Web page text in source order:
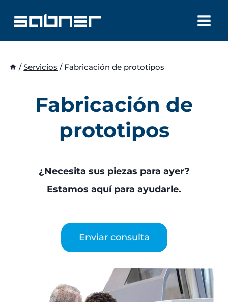
contenido
/ Servicios / Fabricación de prototipos
Fabricación de
prototipos
¿Necesita sus piezas para ayer?
Estamos aquí para ayudarle.
Enviar consulta